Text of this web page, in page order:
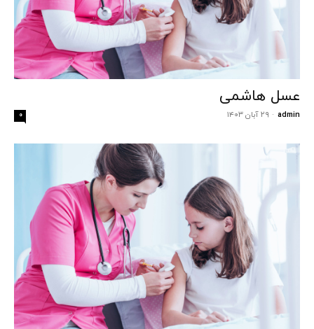
عسل هاشمی
admin
- ۲۹ آبان ۱۴۰۳ ۰